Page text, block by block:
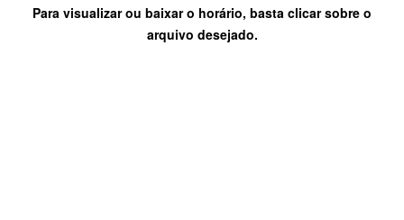
Para visualizar ou baixar o horário, basta clicar sobre o
arquivo desejado.